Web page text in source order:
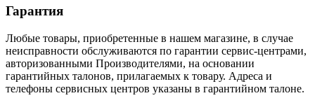
Гарантия
Любые товары, приобретенные в нашем магазине, в случае
неисправности обслуживаются по гарантии сервис-центрами,
авторизованными Производителями, на основании
гарантийных талонов, прилагаемых к товару. Адреса и
телефоны сервисных центров указаны в гарантийном талоне.